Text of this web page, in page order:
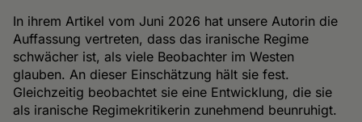
In ihrem Artikel vom Juni 2026 hat unsere Autorin die
Auffassung vertreten, dass das iranische Regime
schwächer ist, als viele Beobachter im Westen
glauben. An dieser Einschätzung hält sie fest.
Gleichzeitig beobachtet sie eine Entwicklung, die sie
als iranische Regimekritikerin zunehmend beunruhigt.